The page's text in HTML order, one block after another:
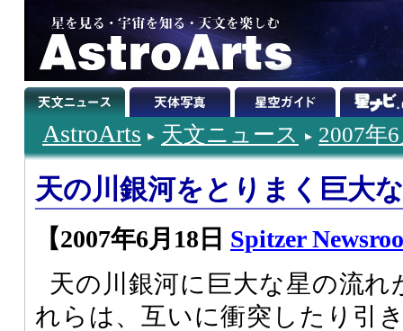
AstroArts 天文ニュース 2007年
天の川銀河をとりまく巨大
【2007年6月18日 Spitzer
天の川銀河に巨大な星の流
れらは、互いに衝突したり引